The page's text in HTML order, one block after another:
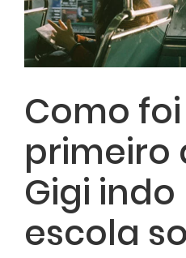
Como
primeiro
Gigi
escola